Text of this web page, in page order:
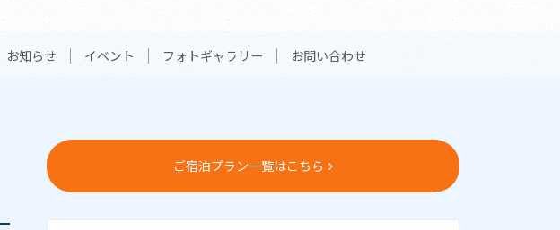
お知らせ イベント フォトギャラリー お問い合わせ
ご宿泊プラン一覧はこちら